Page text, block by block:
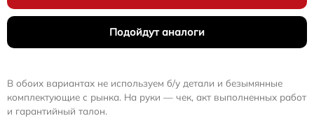
Подойдут аналоги
В обоих вариантах не используем б/у детали и безымянные
комплектующие с рынка. На руки — чек, акт выполненных работ
и гарантийный талон.